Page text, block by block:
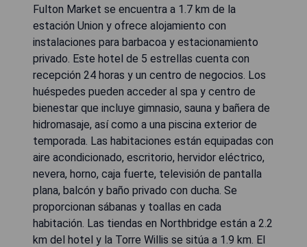
Fulton Market se encuentra a 1.7 km de la
estación Union y ofrece alojamiento con
instalaciones para barbacoa y estacionamiento
privado. Este hotel de 5 estrellas cuenta con
recepción 24 horas y un centro de negocios. Los
huéspedes pueden acceder al spa y centro de
bienestar que incluye gimnasio, sauna y bañera de
hidromasaje, así como a una piscina exterior de
temporada. Las habitaciones están equipadas con
aire acondicionado, escritorio, hervidor eléctrico,
nevera, horno, caja fuerte, televisión de pantalla
plana, balcón y baño privado con ducha. Se
proporcionan sábanas y toallas en cada
habitación. Las tiendas en Northbridge están a 2.2
km del hotel y la Torre Willis se sitúa a 1.9 km. El